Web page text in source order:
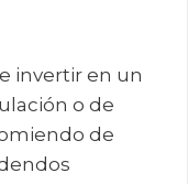
invertir en un
o de
de